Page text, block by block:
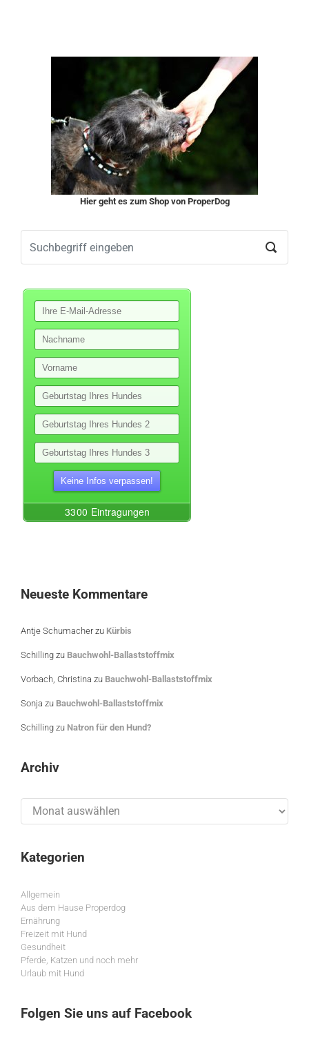
Hier geht es zum Shop von ProperDog
Neueste Kommentare
Antje Schumacherzu Kürbis
Schilling zu Bauchwohl-Ballaststoffmix
Vorbach, Christina zu Bauchwohl-Ballaststoffmix
Sonja zu Bauchwohl-Ballaststoffmix
Schilling zu Natron für den Hund?
Archiv
Kategorien
Allgemein
Aus dem Hause Properdog
Ernährung
Freizeit mit Hund
Gesundheit
Pferde, Katzen und noch mehr
Urlaub mit Hund
Folgen Sie uns auf Facebook